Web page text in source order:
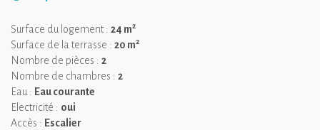
plaisir de se retrouver en famille ou entre amis, avec le simple
chant des oiseaux et le bruit du vent !
Profitez de votre séjour pour vous relaxer au sein du sauna
privatif !
Sont mis à votre disposition durant votre séjour : livres, jeux de
société, produit vaisselle et d'entretien bio, produit d'hygiène bio
Surface du logement : 24 m2
Surface de la terrasse : 20 m2
Nombre de pièces : 2
Nombre de chambres : 2
Eau : Eau courante
Electricité : oui
Accès : Escalier